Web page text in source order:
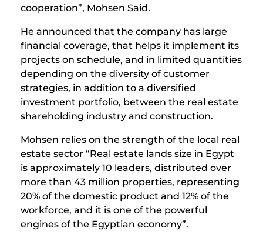
cooperation”, Mohsen Said.
He announced that the company has large
financial coverage, that helps it implement its
projects on schedule, and in limited quantities
depending on the diversity of customer
strategies, in addition to a diversified
investment portfolio, between the real estate
shareholding industry and construction.
Mohsen relies on the strength of the local real
estate sector “Real estate lands size in Egypt
is approximately 10 leaders, distributed over
more than 43 million properties, representing
20% ​​of the domestic product and 12% of the
workforce, and it is one of the powerful
engines of the Egyptian economy”.